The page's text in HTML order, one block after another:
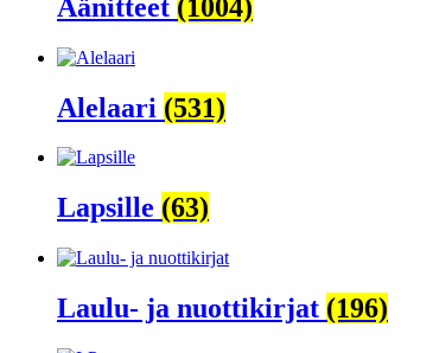
Äänitteet (1004)
Alelaari (531)
Lapsille (63)
Laulu- ja nuottikirjat (196)